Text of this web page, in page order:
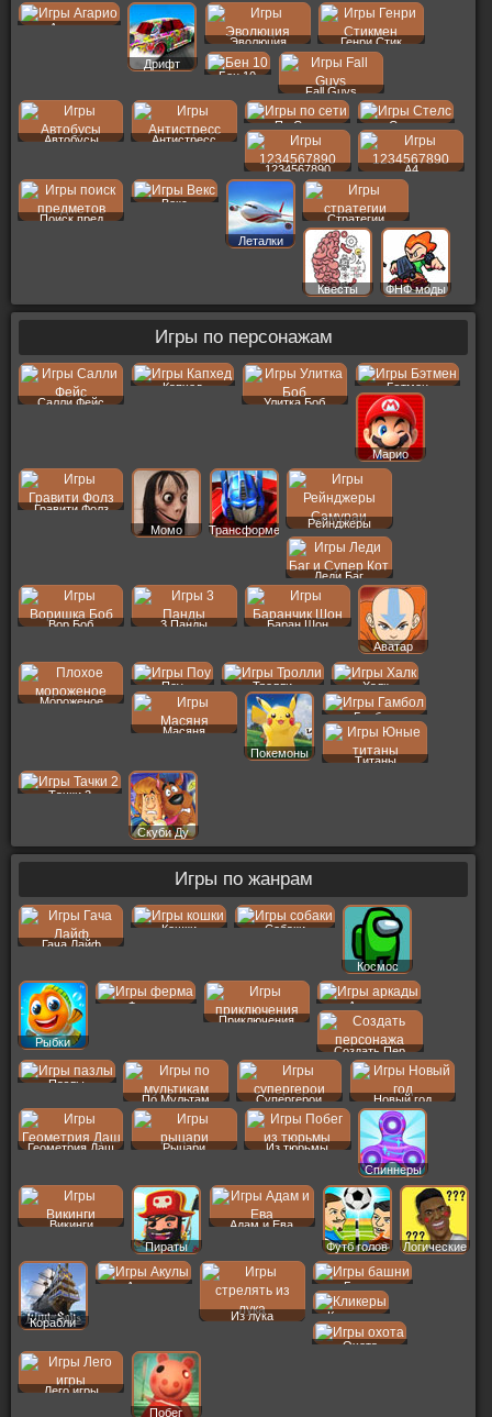
Агарио
Дрифт
Эволюция Генри Стик
Бен 10
Fall Guys
Автобусы Антистресс
По Сети Стелс
1234567890 A4
Поиск пред
Векс
Леталки
Стратегии
Квесты ФНФ моды
Игры по персонажам
Салли Фейс
Капхед
Улитка Боб
Бэтмен
Марио
Гравити Фолз
Момо
Трансформеры
Рейнджеры
Леди Баг
Вор Боб 3 Панды
Баран Шон
Аватар
Мороженое
Поу Тролли Халк
Масяня
Покемоны
Гамбол
Титаны
Тачки 2
Скуби Ду
Игры по жанрам
Гача Лайф
Кошки Собаки
Космос
Рыбки
Ферма
Приключения
Аркады
Создать Пер
Пазлы
По Мультам
Супергерои Новый год
Геометрия Даш Рыцари
Из тюрьмы
Спиннеры
Викинги
Пираты
Адам и Ева
Футб голов
Логические
Корабли
Акулы
Из лука
Башни
Кликеры
Охота
Лего игры
Побег